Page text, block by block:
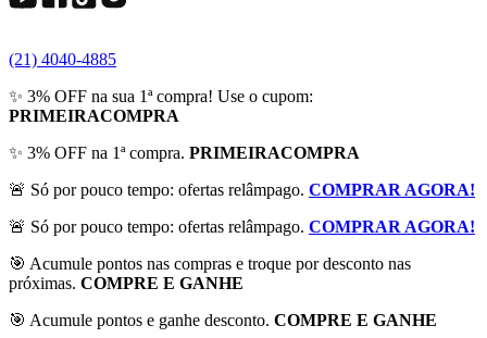
(21) 4040-4885
✨ 3% OFF na sua 1ª compra! Use o cupom:
PRIMEIRACOMPRA
✨ 3% OFF na 1ª compra. PRIMEIRACOMPRA
🚨 Só por pouco tempo: ofertas relâmpago. COMPRAR AGORA!
🚨 Só por pouco tempo: ofertas relâmpago. COMPRAR AGORA!
🎯 Acumule pontos nas compras e troque por desconto nas
próximas. COMPRE E GANHE
🎯 Acumule pontos e ganhe desconto. COMPRE E GANHE